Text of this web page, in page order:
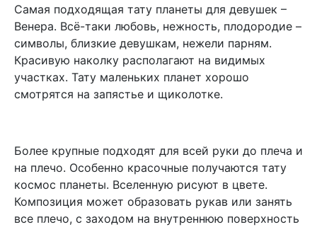
Самая подходящая тату планеты для девушек –
Венера. Всё-таки любовь, нежность, плодородие –
символы, близкие девушкам, нежели парням.
Красивую наколку располагают на видимых
участках. Тату маленьких планет хорошо
смотрятся на запястье и щиколотке.
Более крупные подходят для всей руки до плеча и
на плечо. Особенно красочные получаются тату
космос планеты. Вселенную рисуют в цвете.
Композиция может образовать рукав или занять
все плечо, с заходом на внутреннюю поверхность